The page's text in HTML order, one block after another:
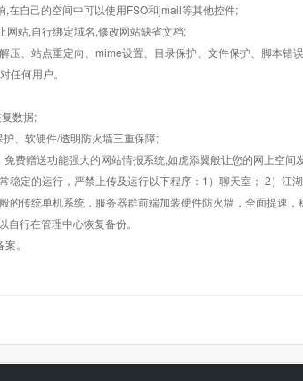
在自己的空间中可以使用FSO和jmail等其他控件;
网站,自行绑定域名,修改网站缺省文档;
压、站点重定向、mime设置、目录保护、文件保护、脚本错
任何用户。
数据;
、软硬件/透明防火墙三重保障;
费赠送功能强大的网站情报系统,如虎添翼般让您的网上空间
定的运行，严禁上传及运行以下程序：1）聊天室； 2）江
传统单机系统，服务器群前端加装硬件防火墙，全面提速
行在管理中心恢复备份。
。